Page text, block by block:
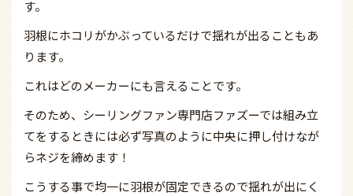
す。
羽根にホコリがかぶっているだけで揺れが出ることもあ
ります。
これはどのメーカーにも言えることです。
そのため、シーリングファン専門店ファズーでは組み立
てをするときには必ず写真のように中央に押し付けなが
らネジを締めます！
こうする事で均一に羽根が固定できるので揺れが出にく